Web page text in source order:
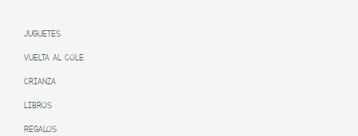
JUGUETES
VUELTA AL COLE
CRIANZA
LIBROS
REGALOS